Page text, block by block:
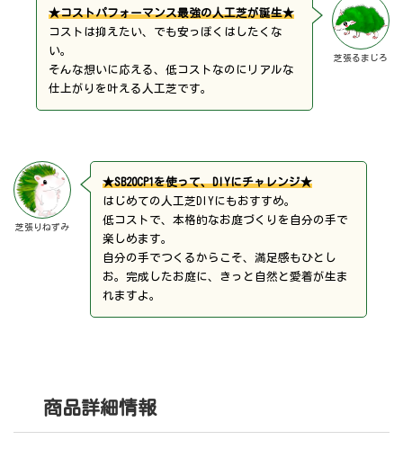
芝張るまじろ
★コストパフォーマンス最強の人工芝が誕生★
コストは抑えたい、でも安っぽくはしたくな
い。
そんな想いに応える、低コストなのにリアルな
仕上がりを叶える人工芝です。
芝張りねずみ
★SB20CP1を使って、DIYにチャレンジ★
はじめての人工芝DIYにもおすすめ。
低コストで、本格的なお庭づくりを自分の手で
楽しめます。
自分の手でつくるからこそ、満足感もひとし
お。完成したお庭に、きっと自然と愛着が生ま
れますよ。
商品詳細情報